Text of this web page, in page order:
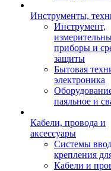
Инструменты,
Инструмент,
приборы и
защиты
Бытовая
электроника
паяльное и
Кабели, провода и
аксессуары
Системы
крепления
Кабели и